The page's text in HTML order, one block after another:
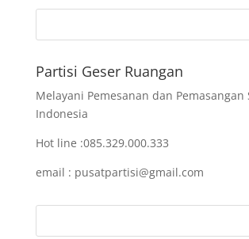
Partisi Geser Ruangan
Melayani Pemesanan dan Pemasangan
Indonesia
Hot line :085.329.000.333
email : pusatpartisi@gmail.com